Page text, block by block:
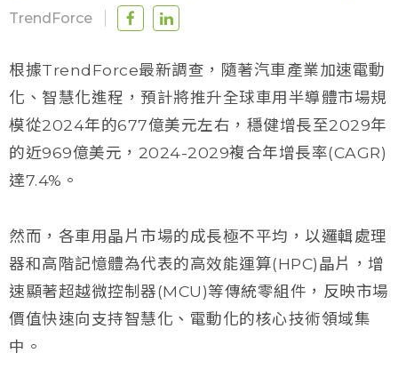
TrendForce
根據TrendForce最新調查，隨著汽車產業加速電動
化、智慧化進程，預計將推升全球車用半導體市場規
模從2024年的677億美元左右，穩健增長至2029年
的近969億美元，2024-2029複合年增長率(CAGR)
達7.4%。
然而，各車用晶片市場的成長極不平均，以邏輯處理
器和高階記憶體為代表的高效能運算(HPC)晶片，增
速顯著超越微控制器(MCU)等傳統零組件，反映市場
價值快速向支持智慧化、電動化的核心技術領域集
中。